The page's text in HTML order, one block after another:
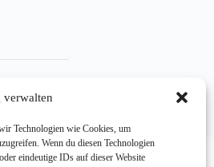
Technologien wie Cookies, um
Wenn du diesen Technologien
eindeutige IDs auf dieser Website